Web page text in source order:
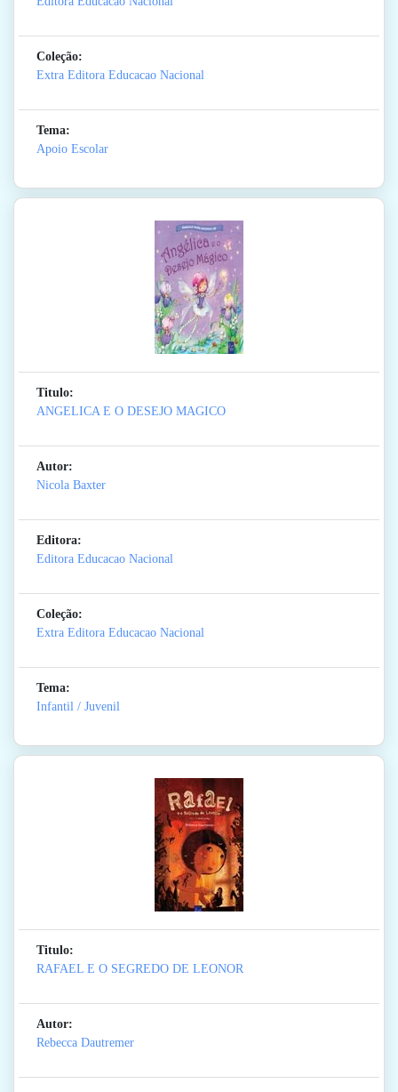
Coleção:
Extra Editora Educacao Nacional
Tema:
Apoio Escolar
Titulo:
ANGELICA E O DESEJO MAGICO
Autor:
Nicola Baxter
Editora:
Editora Educacao Nacional
Coleção:
Extra Editora Educacao Nacional
Tema:
Infantil / Juvenil
Titulo:
RAFAEL E O SEGREDO DE LEONOR
Autor:
Rebecca Dautremer